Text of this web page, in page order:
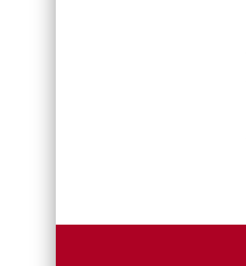
Post navigation